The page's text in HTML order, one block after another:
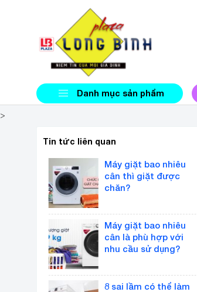
Danh mục sản phẩm
>
Tin tức liên quan
Máy giặt bao nhiêu
cân thì giặt được
chăn?
Máy giặt bao nhiêu
cân là phù hợp với
nhu cầu sử dụng?
8 sai lầm có thể làm